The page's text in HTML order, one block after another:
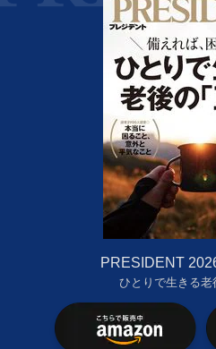
PRESIDENT
ひとりで生きる老